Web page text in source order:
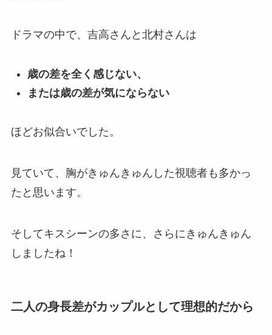
ドラマの中で、吉高さんと北村さんは
歳の差を全く感じない、
または歳の差が気にならない
ほどお似合いでした。
見ていて、 胸がきゅんきゅん した視聴者も多かっ
たと思います。
そしてキスシーンの多さに、さらにきゅんきゅん
しましたね！
二人の身長差がカップルとして理想的だから